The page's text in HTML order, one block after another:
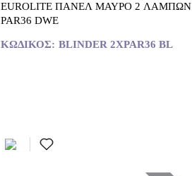
EUROLITE ΠΑΝΕΛ ΜΑΥΡΟ 2 ΛΑΜΠΩΝ
PAR36 DWE
ΚΩΔΙΚΌΣ: BLINDER 2XPAR36 BL